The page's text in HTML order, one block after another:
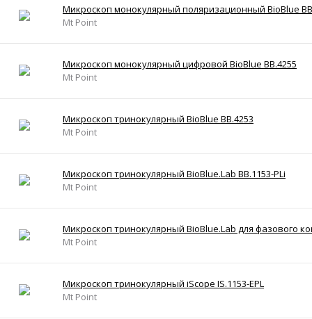
Микроскоп монокулярный поляризационный BioBlue
Mt Point
Микроскоп монокулярный цифровой BioBlue BB.4255
Mt Point
Микроскоп тринокулярный BioBlue BB.4253
Mt Point
Микроскоп тринокулярный BioBlue.Lab BB.1153-PLi
Mt Point
Микроскоп тринокулярный BioBlue.Lab для фазового
Mt Point
Микроскоп тринокулярный iScope IS.1153-EPL
Mt Point